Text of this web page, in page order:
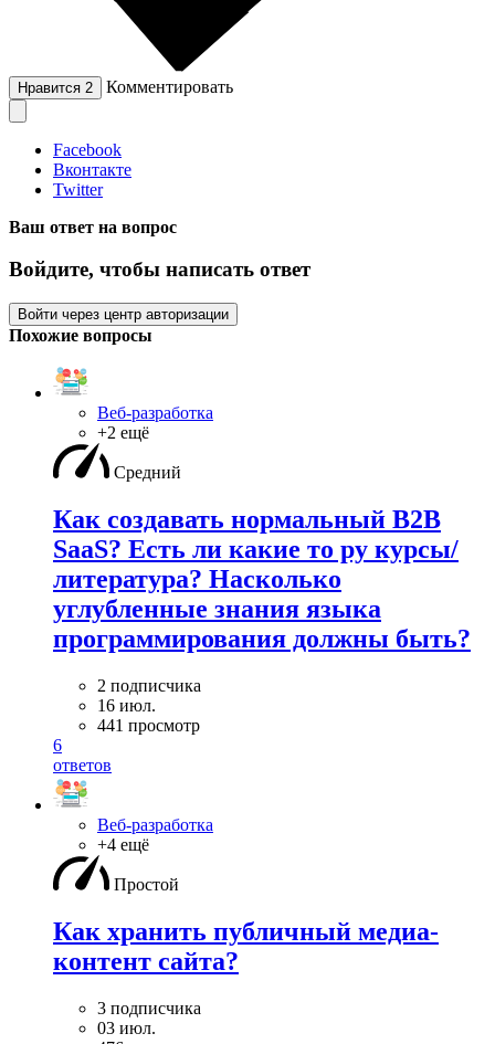
Нравится 2 Комментировать
Facebook
Вконтакте
Twitter
Ваш ответ на вопрос
Войдите, чтобы написать ответ
Войти через центр авторизации
Похожие вопросы
Веб-разработка
+2 ещё
Средний
Как создавать нормальный B2B
SaaS? Есть ли какие то ру курсы/
литература? Насколько
углубленные знания языка
программирования должны быть?
2 подписчика
16 июл.
441 просмотр
6
ответов
Веб-разработка
+4 ещё
Простой
Как хранить публичный медиа-
контент сайта?
3 подписчика
03 июл.